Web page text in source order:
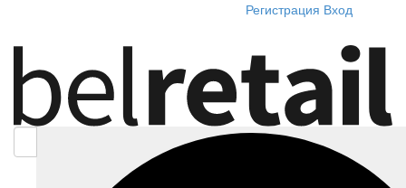
Регистрация Вход